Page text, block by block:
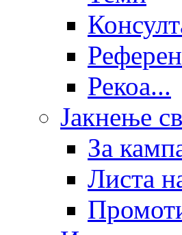
Рекоа...
Јакнење
За
Листа